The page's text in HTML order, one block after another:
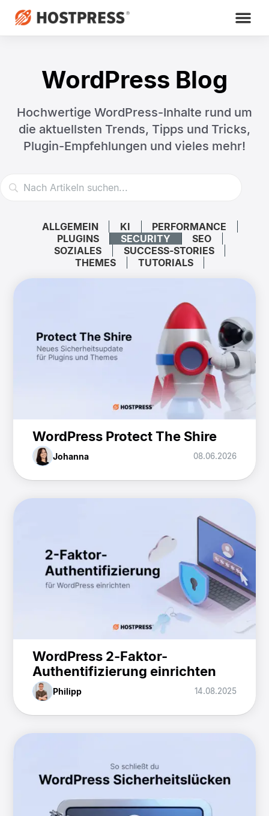
WordPress Blog
Hochwertige WordPress-Inhalte rund um
die aktuellsten Trends, Tipps und Tricks,
Plugin-Empfehlungen und vieles mehr!
ALLGEMEIN KI
PERFORMANCE
PLUGINS
SECURITY
SEO
SOZIALES
SUCCESS-STORIES
THEMES
TUTORIALS
WordPress Protect The Shire
Johanna 08.06.2026
WordPress 2-Faktor-
Authentifizierung einrichten
Philipp 14.08.2025